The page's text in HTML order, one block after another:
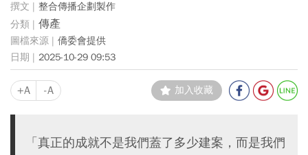
整合傳播企劃製作
傳產
僑委會提供
2025-10-29 09:53
+A -A 加入收藏
「真正的成就不是我們蓋了多少建案，而是我們